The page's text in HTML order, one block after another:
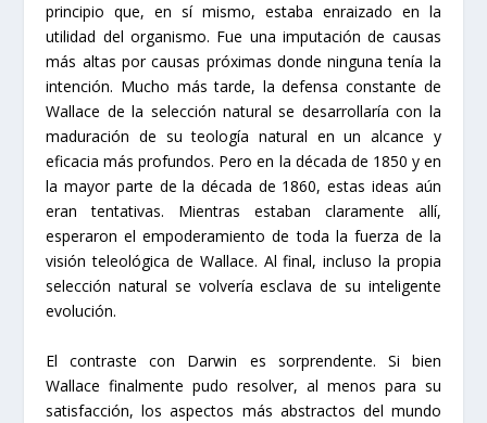
principio que, en sí mismo, estaba enraizado en la
utilidad del organismo. Fue una imputación de causas
más altas por causas próximas donde ninguna tenía la
intención. Mucho más tarde, la defensa constante de
Wallace de la selección natural se desarrollaría con la
maduración de su teología natural en un alcance y
eficacia más profundos. Pero en la década de 1850 y en
la mayor parte de la década de 1860, estas ideas aún
eran tentativas. Mientras estaban claramente allí,
esperaron el empoderamiento de toda la fuerza de la
visión teleológica de Wallace. Al final, incluso la propia
selección natural se volvería esclava de su inteligente
evolución.
El contraste con Darwin es sorprendente. Si bien
Wallace finalmente pudo resolver, al menos para su
satisfacción, los aspectos más abstractos del mundo